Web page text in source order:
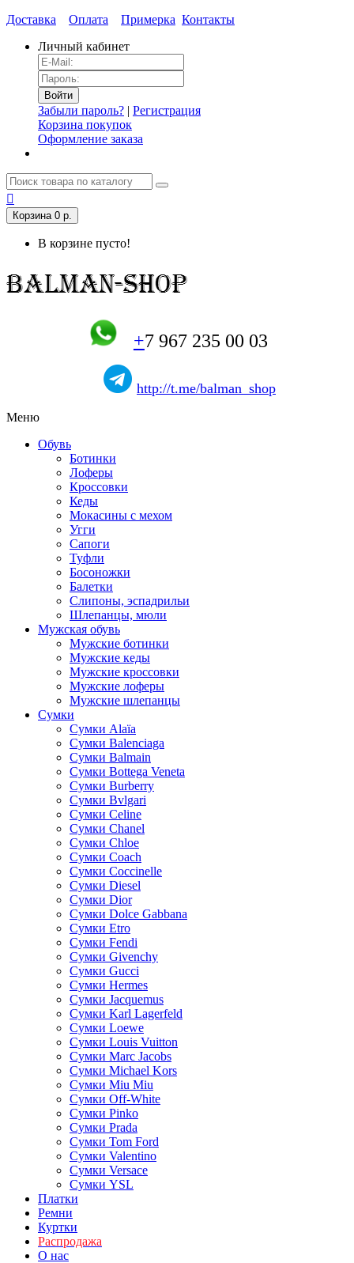
Доставка Оплата Примерка Контакты
Личный кабинет
Забыли пароль? | Регистрация
Корзина покупок
Оформление заказа
Корзина 0 р.
В корзине пусто!
+7 967 235 00 03
http://t.me/balman_shop
Меню
Обувь
Ботинки
Лоферы
Кроссовки
Кеды
Мокасины с мехом
Угги
Сапоги
Туфли
Босоножки
Балетки
Слипоны, эспадрильи
Шлепанцы, мюли
Мужская обувь
Мужские ботинки
Мужские кеды
Мужские кроссовки
Мужские лоферы
Мужские шлепанцы
Сумки
Cумки Alaïa
Сумки Balenciaga
Сумки Balmain
Сумки Bottega Veneta
Сумки Burberry
Сумки Bvlgari
Сумки Celine
Сумки Chanel
Сумки Chloe
Сумки Coach
Сумки Coccinelle
Сумки Diesel
Сумки Dior
Сумки Dolce Gabbana
Сумки Etro
Сумки Fendi
Сумки Givenchy
Сумки Gucci
Сумки Hermes
Сумки Jacquemus
Сумки Karl Lagerfeld
Сумки Loewe
Сумки Louis Vuitton
Сумки Marc Jacobs
Сумки Michael Kors
Сумки Miu Miu
Сумки Off-White
Сумки Pinko
Сумки Prada
Сумки Tom Ford
Cумки Valentino
Сумки Versace
Сумки YSL
Платки
Ремни
Куртки
Распродажа
О нас